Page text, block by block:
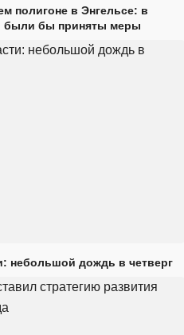
полигоне в Энгельсе: в
были бы приняты меры
небольшой дождь в четверг